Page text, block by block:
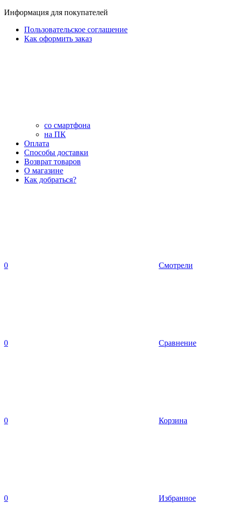
Информация для покупателей
Пользовательское соглашение
Как оформить заказ
со смартфона
на ПК
Оплата
Способы доставки
Возврат товаров
О магазине
Как добраться?
0 Смотрели
0 Сравнение
0 Корзина
0 Избранное